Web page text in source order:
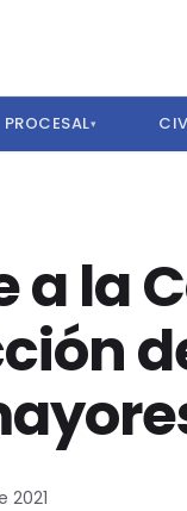
PROCESAL▾
a la
2021